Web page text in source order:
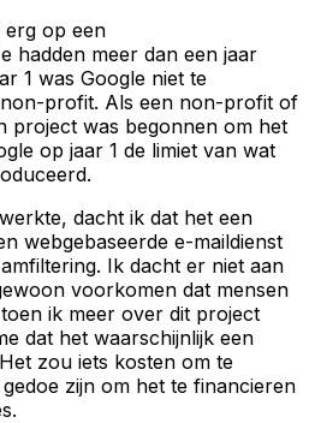
erg op een
hadden meer dan een jaar
1 was Google niet te
profit. Als een non-profit of
project was begonnen om het
op jaar 1 de limiet van wat
dacht ik dat het een
webgebaseerde e-maildienst
Ik dacht er niet aan
voorkomen dat mensen
ik meer over dit project
dat het waarschijnlijk een
zou iets kosten om te
zijn om het te financieren